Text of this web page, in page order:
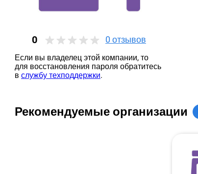
0 0 отзывов
Если вы владелец этой компании, то
для восстановления пароля обратитесь
в службу техподдержки.
Рекомендуемые организации